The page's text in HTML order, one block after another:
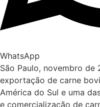
WhatsApp
São Paulo, novembro de
exportação de carne
América do Sul e uma
e comercialização de